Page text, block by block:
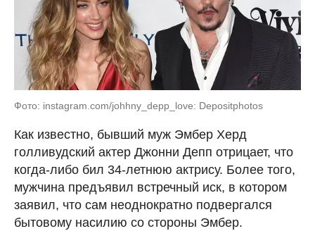
Фото: instagram.com/johhny_depp_love: Depositphotos
Как известно, бывший муж Эмбер Херд
голливудский актер Джонни Депп отрицает, что
когда-либо бил 34-летнюю актрису. Более того,
мужчина предъявил встречный иск, в котором
заявил, что сам неоднократно подвергался
бытовому насилию со стороны Эмбер.